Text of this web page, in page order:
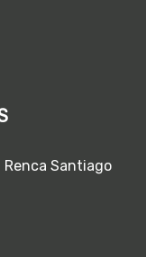
Santiago